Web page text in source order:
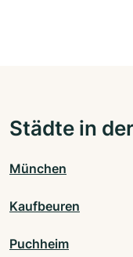
Städte in
München
Kaufbeuren
Puchheim